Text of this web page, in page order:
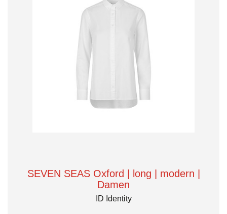
SEVEN SEAS Oxford | long | modern |
Damen
ID Identity